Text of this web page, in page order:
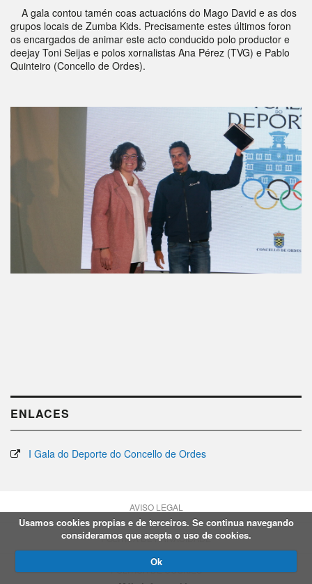
A gala contou tamén coas actuacións do Mago David e as dos
grupos locais de Zumba Kids. Precisamente estes últimos foron
os encargados de animar este acto conducido polo productor e
deejay Toni Seijas e polos xornalistas Ana Pérez (TVG) e Pablo
Quinteiro (Concello de Ordes).
ENLACES
I Gala do Deporte do Concello de Ordes
AVISO LEGAL
POLÍTICA DE PRIVACIDADE
POLÍTICA DE COOKIES
Usamos cookies propias e de terceiros. Se continua navegando
consideramos que acepta o uso de cookies.
Ok